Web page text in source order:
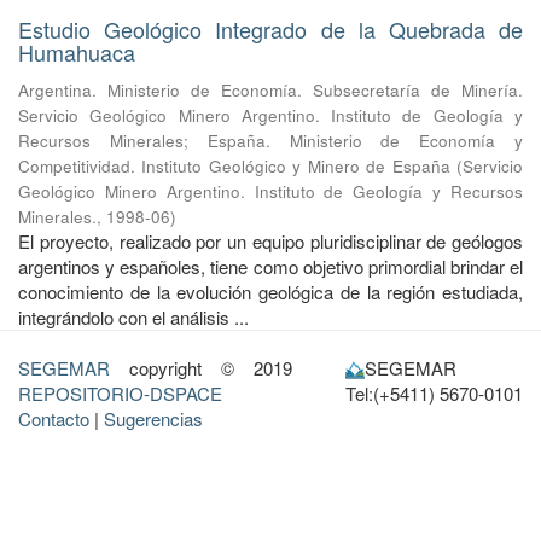
Estudio Geológico Integrado de la Quebrada de
Humahuaca
Argentina. Ministerio de Economía. Subsecretaría de Minería.
Servicio Geológico Minero Argentino. Instituto de Geología y
Recursos Minerales; España. Ministerio de Economía y
Competitividad. Instituto Geológico y Minero de España (Servicio
Geológico Minero Argentino. Instituto de Geología y Recursos
Minerales., 1998-06)
El proyecto, realizado por un equipo pluridisciplinar de geólogos
argentinos y españoles, tiene como objetivo primordial brindar el
conocimiento de la evolución geológica de la región estudiada,
integrándolo con el análisis ...
SEGEMAR copyright © 2019
REPOSITORIO-DSPACE
Contacto | Sugerencias
SEGEMAR
Tel:(+5411) 5670-0101